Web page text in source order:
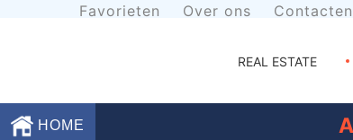
Favorieten Over ons Contacten
REAL ESTATE
HOME